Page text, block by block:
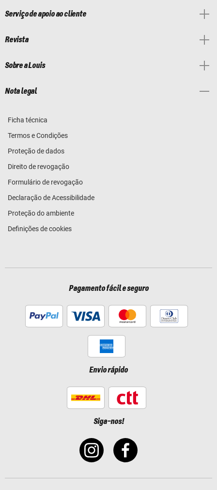
Serviço de apoio ao cliente
Revista
Sobre a Louis
Nota legal
Ficha técnica
Termos e Condições
Proteção de dados
Direito de revogação
Formulário de revogação
Declaração de Acessibilidade
Proteção do ambiente
Definições de cookies
Pagamento fácil e seguro
Envio rápido
Siga-nos!